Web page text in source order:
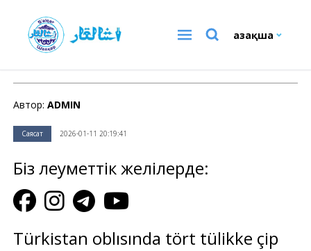
Қазақша
Автор: ADMIN
Саясат 2026-01-11 20:19:41
Біз әлеуметтік желілерде:
Türkistan oblısında tört tülikke çip